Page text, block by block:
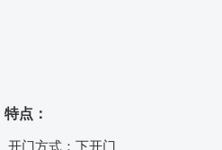
特点：
开门方式：下开门